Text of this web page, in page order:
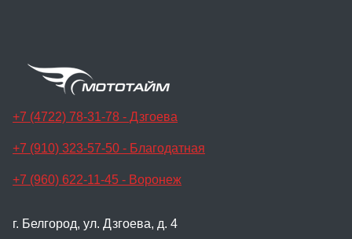
+7 (4722) 78-31-78 - Дзгоева
+7 (910) 323-57-50 - Благодатная
+7 (960) 622-11-45 - Воронеж
г. Белгород, ул. Дзгоева, д. 4